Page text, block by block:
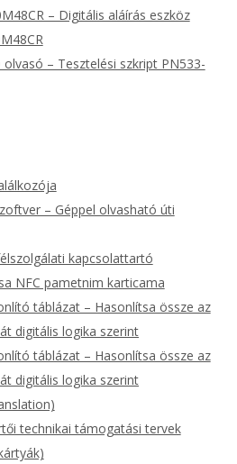
– Digitális aláírás eszköz
olvasó – Tesztelési szkript PN533-
– Géppel olvasható úti
kapcsolattartó
NFC pametnim karticama
táblázat – Hasonlítsa össze az
digitális logika szerint
táblázat – Hasonlítsa össze az
digitális logika szerint
technikai támogatási tervek